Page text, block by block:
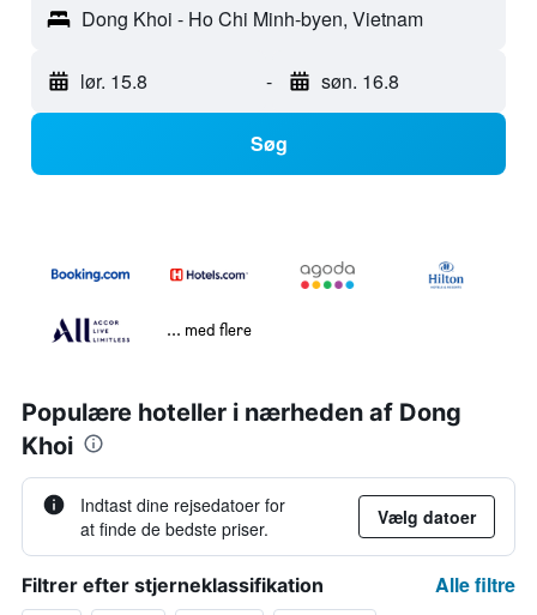
Dong Khoi - Ho Chi Minh-byen, Vietnam
lør. 15.8 - søn. 16.8
Søg
... med flere
Populære hoteller i nærheden af Dong
Khoi
Indtast dine rejsedatoer for
at finde de bedste priser.
Vælg datoer
Filtrer efter stjerneklassifikation Alle filtre